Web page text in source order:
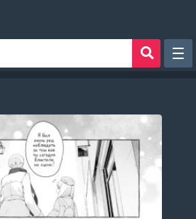
Авторы
Аниме хентай
Сборники манги
Sign in